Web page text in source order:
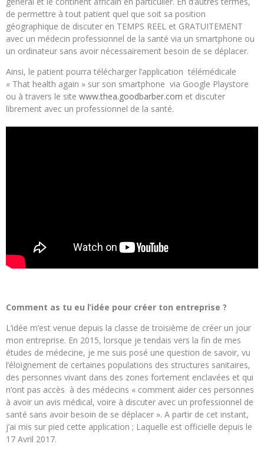
de permettre à tout patient quel que soit sa position
géographique de discuter en TEMPS REEL et GRATUITEMENT
avec un médecin professionnel de la santé via un smartphone ou
un ordinateur sans avoir nécessairement besoin de se déplacer.
Ainsi, le patient pourra télécharger l’application télémédicale
« That health again » sur son smartphone via Google Playstore
ou à travers le site www.thea.goodbarber.com et discuter
librement avec un professionnel de la santé.
Comment as tu eu l’idée pour créer ton entreprise ?
L’idée m’est venue depuis la classe de troisième de créer un jour
mon entreprise. En 2015, lorsque je tendais vers la fin de mes
études de médecine, je me suis posé une question de savoir, vu
l’éloignement de certaines populations des structures sanitaires,
des personnes vivant dans des zones fortement enclavées et qui
n’ont pas accès à des médecins « comment aider ces personnes
à avoir un avis médical, voire à discuter avec un professionnel de
santé sans avoir besoin de se déplacer ». A partir de cet instant,
j’ai mis sur pied cette application ; Laquelle est officielle depuis le
17 Avril 2017.